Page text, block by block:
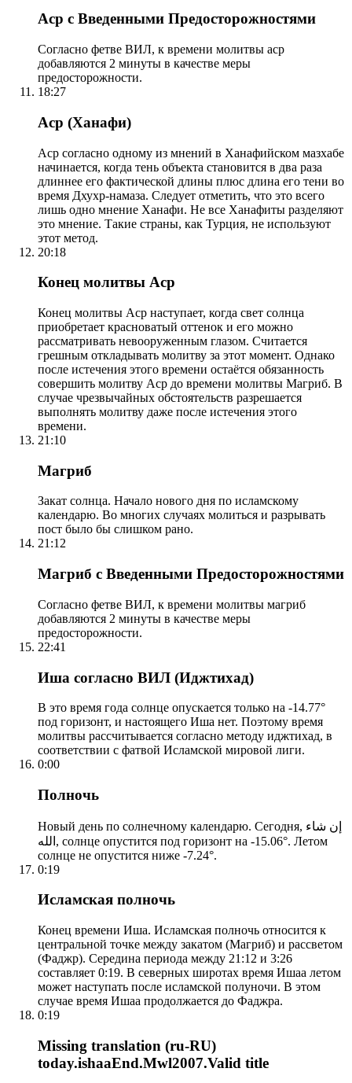
Аср с Введенными Предосторожностями
Согласно фетве ВИЛ, к времени молитвы аср
добавляются 2 минуты в качестве меры
предосторожности.
18:27
Аср (Ханафи)
Аср согласно одному из мнений в Ханафийском мазхабе
начинается, когда тень объекта становится в два раза
длиннее его фактической длины плюс длина его тени во
время Дхухр-намаза. Следует отметить, что это всего
лишь одно мнение Ханафи. Не все Ханафиты разделяют
это мнение. Такие страны, как Турция, не используют
этот метод.
20:18
Конец молитвы Аср
Конец молитвы Аср наступает, когда свет солнца
приобретает красноватый оттенок и его можно
рассматривать невооруженным глазом. Считается
грешным откладывать молитву за этот момент. Однако
после истечения этого времени остаётся обязанность
совершить молитву Аср до времени молитвы Магриб. В
случае чрезвычайных обстоятельств разрешается
выполнять молитву даже после истечения этого
времени.
21:10
Магриб
Закат солнца. Начало нового дня по исламскому
календарю. Во многих случаях молиться и разрывать
пост было бы слишком рано.
21:12
Магриб с Введенными Предосторожностями
Согласно фетве ВИЛ, к времени молитвы магриб
добавляются 2 минуты в качестве меры
предосторожности.
22:41
Иша согласно ВИЛ (Иджтихад)
В это время года солнце опускается только на -14.77°
под горизонт, и настоящего Иша нет. Поэтому время
молитвы рассчитывается согласно методу иджтихад, в
соответствии с фатвой Исламской мировой лиги.
0:00
Полночь
Новый день по солнечному календарю. Сегодня, إن شاء
الله, солнце опустится под горизонт на -15.06°. Летом
солнце не опустится ниже -7.24°.
0:19
Исламская полночь
Конец времени Иша. Исламская полночь относится к
центральной точке между закатом (Магриб) и рассветом
(Фаджр). Середина периода между 21:12 и 3:26
составляет 0:19. В северных широтах время Ишаа летом
может наступать после исламской полуночи. В этом
случае время Ишаа продолжается до Фаджра.
0:19
Missing translation (ru-RU)
today.ishaaEnd.Mwl2007.Valid title